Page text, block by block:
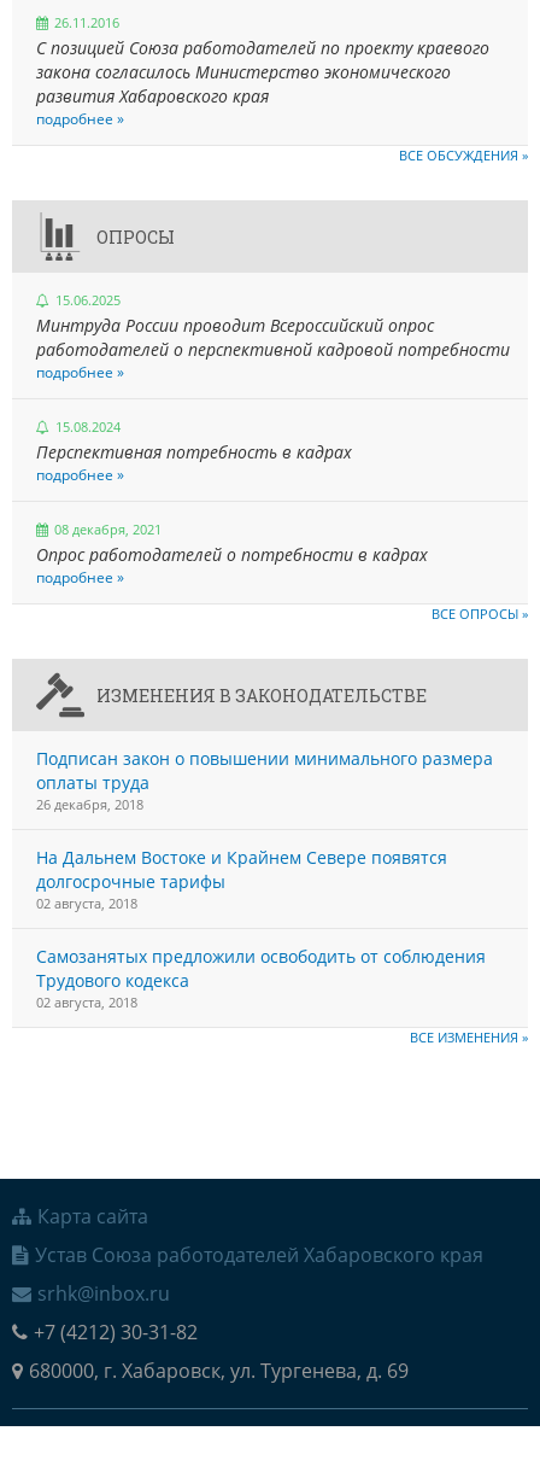
26.11.2016
С позицией Союза работодателей по проекту краевого
закона согласилось Министерство экономического
развития Хабаровского края
подробнее »
ВСЕ ОБСУЖДЕНИЯ »
ОПРОСЫ
15.06.2025
Минтруда России проводит Всероссийский опрос
работодателей о перспективной кадровой потребности
подробнее »
15.08.2024
Перспективная потребность в кадрах
подробнее »
08 декабря, 2021
Опрос работодателей о потребности в кадрах
подробнее »
ВСЕ ОПРОСЫ »
ИЗМЕНЕНИЯ В ЗАКОНОДАТЕЛЬСТВЕ
Подписан закон о повышении минимального размера
оплаты труда
26 декабря, 2018
На Дальнем Востоке и Крайнем Севере появятся
долгосрочные тарифы
02 августа, 2018
Самозанятых предложили освободить от соблюдения
Трудового кодекса
02 августа, 2018
ВСЕ ИЗМЕНЕНИЯ »
Карта сайта
Устав Союза работодателей Хабаровского края
srhk@inbox.ru
+7 (4212) 30-31-82
680000, г. Хабаровск, ул. Тургенева, д. 69